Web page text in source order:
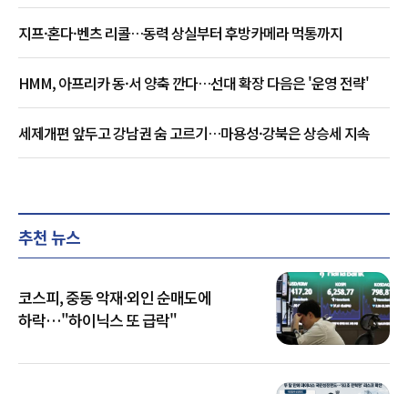
지프·혼다·벤츠 리콜…동력 상실부터 후방카메라 먹통까지
HMM, 아프리카 동·서 양축 깐다…선대 확장 다음은 '운영 전략'
세제개편 앞두고 강남권 숨 고르기…마용성·강북은 상승세 지속
추천 뉴스
코스피, 중동 악재·외인 순매도에
하락…"하이닉스 또 급락"